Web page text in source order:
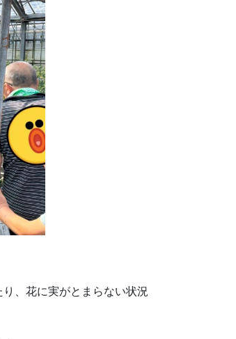
、花に実がとまらない状況